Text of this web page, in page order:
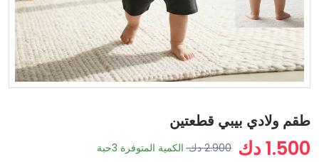
طقم ولادي بيبي قطعتين
1.500 دك 2.900 دك الكمية المتوفرة 3حبة